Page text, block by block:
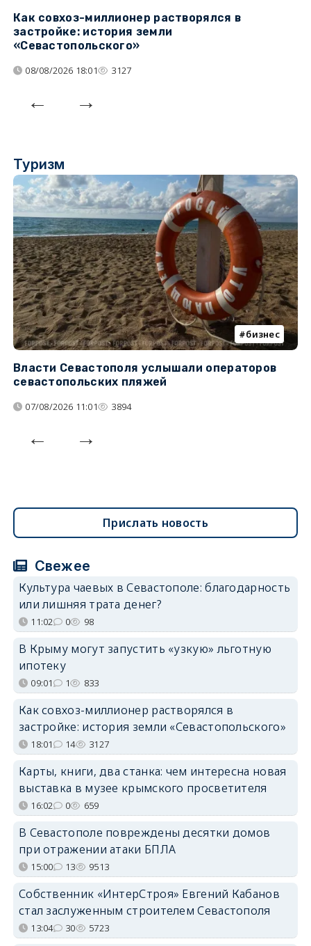
Как совхоз-миллионер растворялся в
застройке: история земли
«Севастопольского»
08/08/2026 18:01 3127
Туризм
бизнес
Власти Севастополя услышали операторов
севастопольских пляжей
07/08/2026 11:01 3894
Прислать новость
Свежее
Культура чаевых в Севастополе: благодарность
или лишняя трата денег?
11:02 0 98
В Крыму могут запустить «узкую» льготную
ипотеку
09:01 1 833
Как совхоз-миллионер растворялся в
застройке: история земли «Севастопольского»
18:01 14 3127
Карты, книги, два станка: чем интересна новая
выставка в музее крымского просветителя
16:02 0 659
В Севастополе повреждены десятки домов
при отражении атаки БПЛА
15:00 13 9513
Собственник «ИнтерСтроя» Евгений Кабанов
стал заслуженным строителем Севастополя
13:04 30 5723